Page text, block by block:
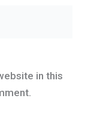
in this